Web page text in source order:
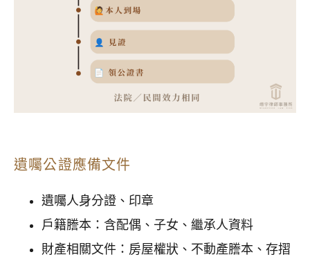
遺囑公證應備文件
遺囑人身分證、印章
戶籍謄本：含配偶、子女、繼承人資料
財產相關文件：房屋權狀、不動產謄本、存摺